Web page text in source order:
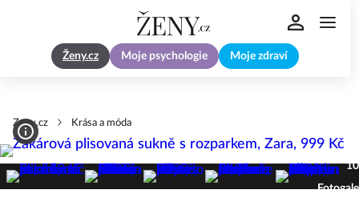
Ženy.cz Moje psychologie Moje zdraví
Zeny.cz Krása a móda
10